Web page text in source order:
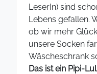
LeserIn) sind
Lebens gefallen.
ob wir mehr
unsere Socken
Wäscheschrank
Das ist ein Pipi-